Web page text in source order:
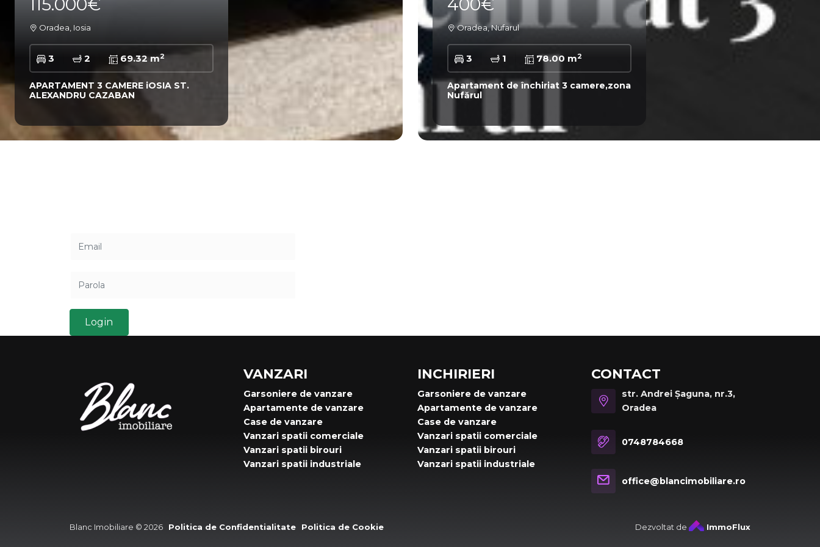
115.000€
Oradea, Iosia
3 2 69.32 m2
APARTAMENT 3 CAMERE iOSIA ST.
ALEXANDRU CAZABAN
400€
Oradea, Nufarul
3 1 78.00 m2
Apartament de închiriat 3 camere,zona
Nufărul
VANZARI
Garsoniere de vanzare
Apartamente de vanzare
Case de vanzare
Vanzari spatii comerciale
Vanzari spatii birouri
Vanzari spatii industriale
INCHIRIERI
Garsoniere de vanzare
Apartamente de vanzare
Case de vanzare
Vanzari spatii comerciale
Vanzari spatii birouri
Vanzari spatii industriale
CONTACT
str. Andrei Șaguna, nr.3,
Oradea
0748784668
office@blancimobiliare.ro
Blanc Imobiliare © 2026 Politica de Confidentialitate Politica de Cookie Dezvoltat de ImmoFlux